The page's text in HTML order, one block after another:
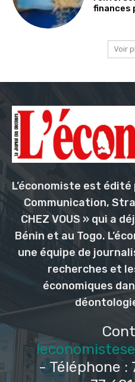
finances
Voir
L’économiste est édité
Communication,
CHEZ VOUS » qui a
Bénin et au Togo.
une équipe de
recherches et
économiques
- Téléphone :